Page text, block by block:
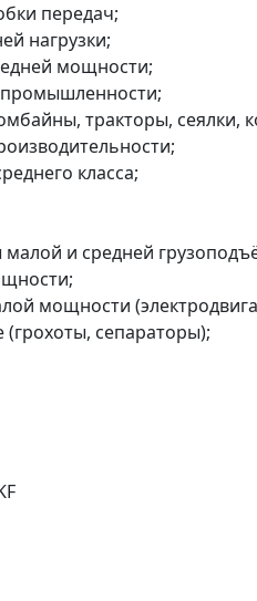
передач;
нагрузки;
мощности;
тракторы, сеялки,
класса;
и средней
мощности
сепараторы);